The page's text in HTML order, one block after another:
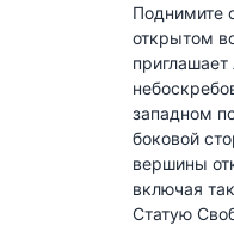
Поднимите
открытом
западном
боковой
вершины
включая
Статую